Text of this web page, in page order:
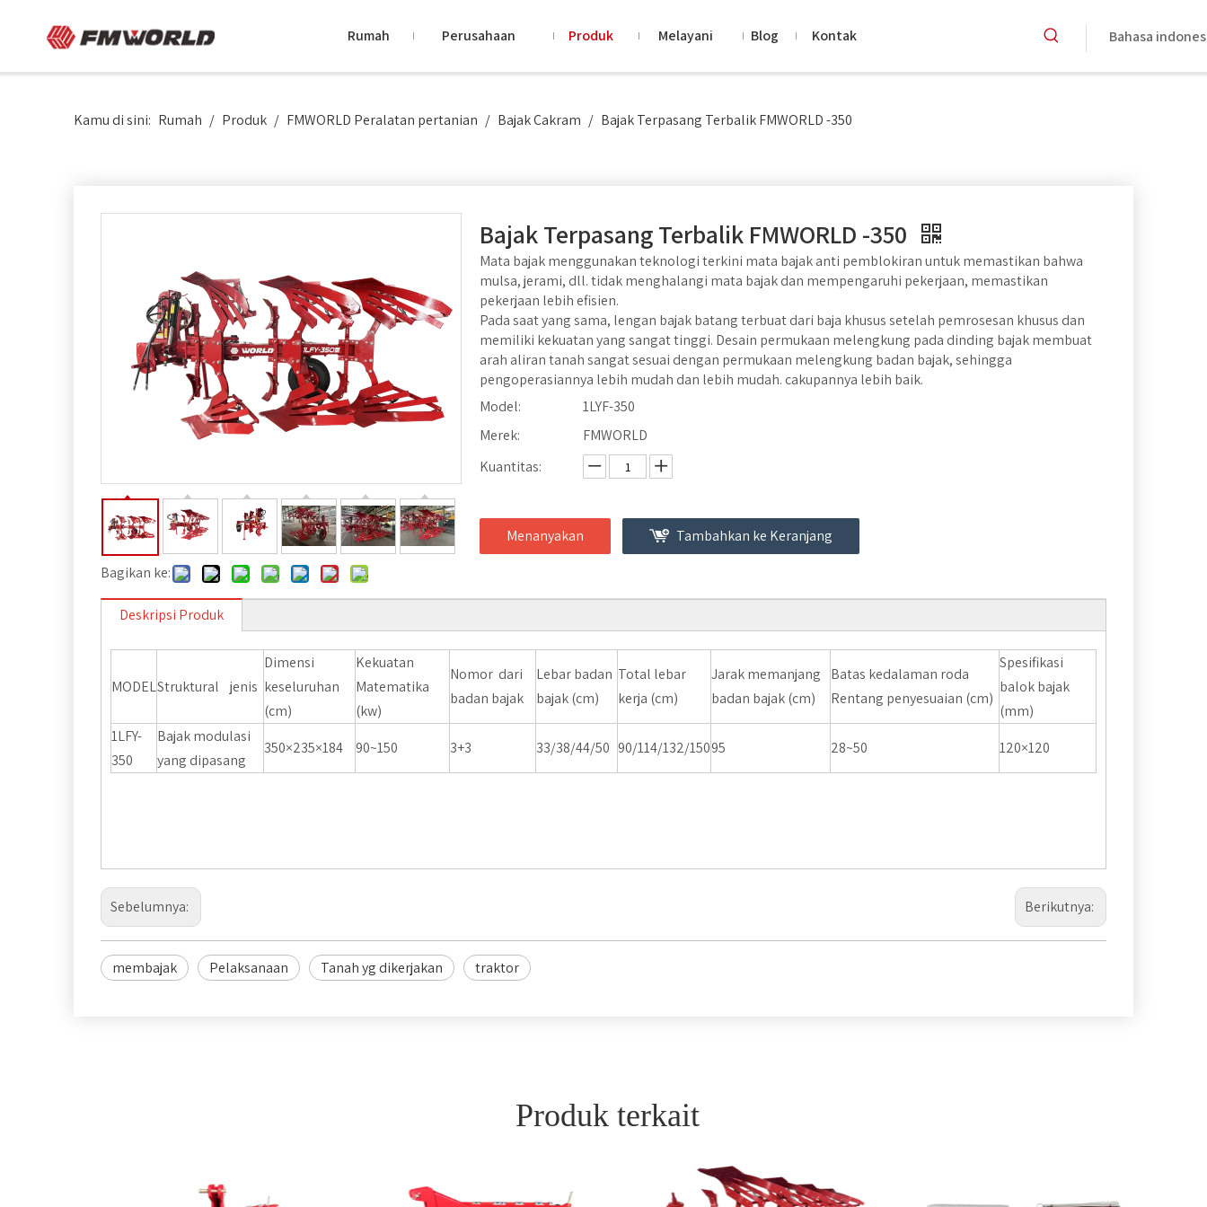
Rumah Perusahaan Produk Melayani Blog Kontak Bahasa
Kamu di sini: Rumah / Produk / FMWORLD Peralatan pertanian / Bajak Cakram / Bajak Terpasang Terbalik FMWORLD -350
Bagikan ke:
Bajak Terpasang Terbalik FMWORLD -350
Mata bajak menggunakan teknologi terkini mata bajak anti pemblokiran untuk memastikan bahwa
mulsa, jerami, dll. tidak menghalangi mata bajak dan mempengaruhi pekerjaan, memastikan
pekerjaan lebih efisien.
Pada saat yang sama, lengan bajak batang terbuat dari baja khusus setelah pemrosesan khusus dan
memiliki kekuatan yang sangat tinggi. Desain permukaan melengkung pada dinding bajak membuat
arah aliran tanah sangat sesuai dengan permukaan melengkung badan bajak, sehingga
pengoperasiannya lebih mudah dan lebih mudah. cakupannya lebih baik.
Model:
1LYF-350
Merek:
FMWORLD
Kuantitas:
Menanyakan Tambahkan ke Keranjang
Deskripsi Produk
MODELStruktural jenis
Dimensi
keseluruhan
(cm)
Kekuatan
Matematika
(kw)
Nomor dari
badan bajak
Lebar badan
bajak (cm)
Total lebar
kerja (cm)
Jarak memanjang
badan bajak (cm)
Batas kedalaman roda
Rentang penyesuaian (cm)
Spesifikasi
balok bajak
(mm)
1LFY-
350
Bajak modulasi
yang dipasang
350×235×184 90~150 3+3 33/38/44/50 90/114/132/15095 28~50 120×120
Sebelumnya: Berikutnya:
membajak Pelaksanaan Tanah yg dikerjakan traktor
Produk terkait